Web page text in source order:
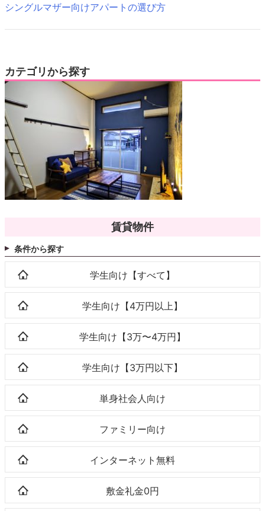
シングルマザー向けアパートの選び方
カテゴリから探す
賃貸物件
条件から探す
学生向け【すべて】
学生向け【4万円以上】
学生向け【3万〜4万円】
学生向け【3万円以下】
単身社会人向け
ファミリー向け
インターネット無料
敷金礼金0円